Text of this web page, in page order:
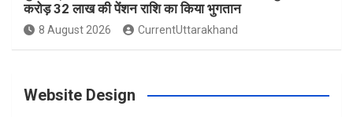
करोड़ 32 लाख की पेंशन राशि का किया भुगतान
8 August 2026 CurrentUttarakhand
Website Design